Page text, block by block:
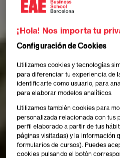
¡Hola! Nos importa tu
Configuración de Cookies
Utilizamos cookies y tecnologías
para diferenciar tu experiencia de
identificarte como usuario, para
para elaborar modelos analíticos.
Utilizamos también cookies para
personalizada relacionada con tus
perfil elaborado a partir de tus
páginas visitadas) y la información
formularios de cursos). Puedes
cookies pulsando el botón